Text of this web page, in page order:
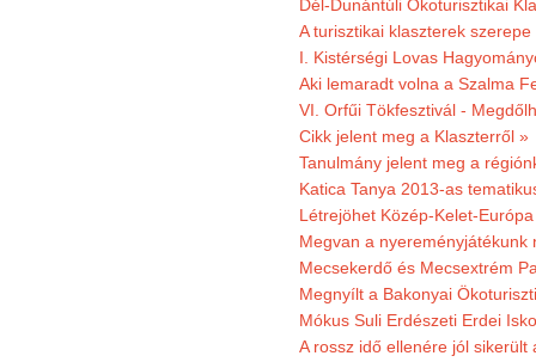
Dél-Dunántúli Ökoturisztikai
A turisztikai klaszterek
I. Kistérségi Lovas
Aki lemaradt volna a Szalma
VI. Orfűi Tökfesztivál -
Cikk jelent meg a Klaszterről »
Tanulmány jelent meg a
Katica Tanya 2013-as
Létrejöhet Közép-Kelet-
Megvan a nyereményjátékunk
Mecsekerdő és Mecsextrém
Megnyílt a Bakonyai
Mókus Suli Erdészeti Erdei
A rossz idő ellenére jól sikerült